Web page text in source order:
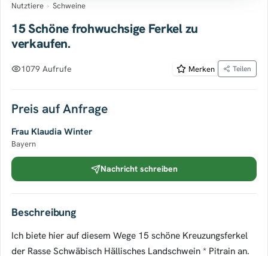
Nutztiere › Schweine
15 Schöne frohwuchsige Ferkel zu
verkaufen.
1079 Aufrufe Merken Teilen
Preis auf Anfrage
Frau Klaudia Winter
Bayern
Nachricht schreiben
Beschreibung
Ich biete hier auf diesem Wege 15 schöne Kreuzungsferkel
der Rasse Schwäbisch Hällisches Landschwein * Pitrain an.